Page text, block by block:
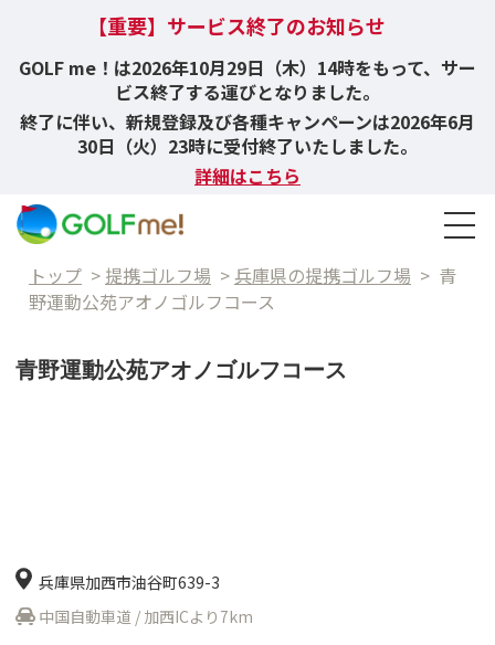
【重要】サービス終了のお知らせ
GOLF me！は2026年10月29日（木）14時をもって、サー
ビス終了する運びとなりました。
終了に伴い、新規登録及び各種キャンペーンは2026年6月
30日（火）23時に受付終了いたしました。
詳細はこちら
トップ > 提携ゴルフ場 >兵庫県の提携ゴルフ場 > 青
野運動公苑アオノゴルフコース
青野運動公苑アオノゴルフコース
兵庫県加西市油谷町639-3
中国自動車道 / 加西ICより7km